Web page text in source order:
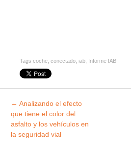
Tags coche conectado iab Informe IAB
Explorar
entradas
← Analizando el efecto
que tiene el color del
asfalto y los vehículos en
la seguridad vial